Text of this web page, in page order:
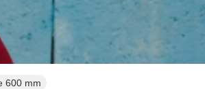
600 mm